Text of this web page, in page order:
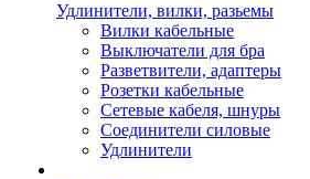
Удлинители, вилки, разьемы
Вилки кабельные
Выключатели для бра
Разветвители, адаптеры
Розетки кабельные
Сетевые кабеля, шнуры
Соединители силовые
Удлинители